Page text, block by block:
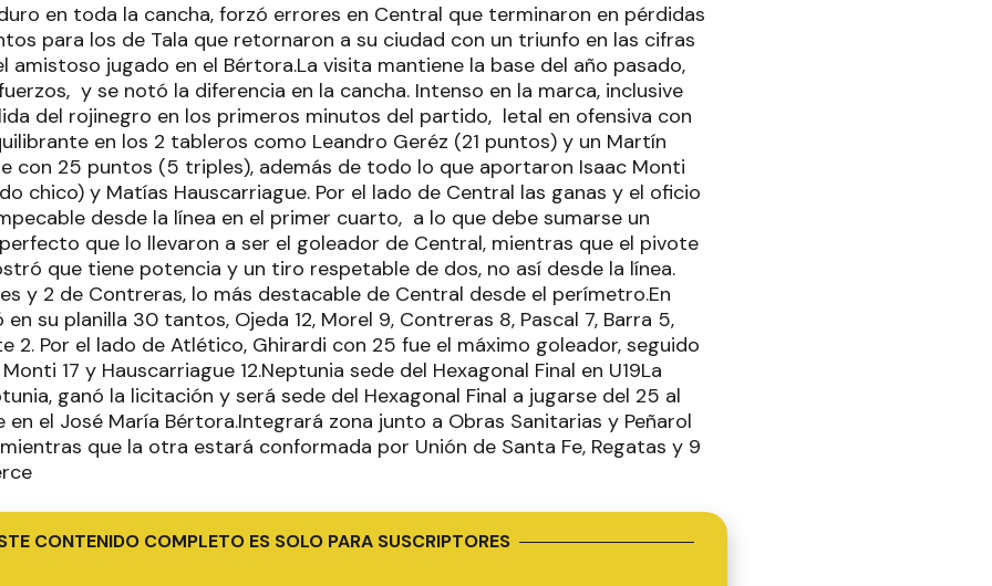
en toda la cancha, forzó errores en Central que terminaron en pérdidas
para los de Tala que retornaron a su ciudad con un triunfo en las cifras
amistoso jugado en el Bértora.La visita mantiene la base del año pasado,
y se notó la diferencia en la cancha. Intenso en la marca, inclusive
del rojinegro en los primeros minutos del partido, letal en ofensiva con
en los 2 tableros como Leandro Geréz (21 puntos) y un Martín
con 25 puntos (5 triples), además de todo lo que aportaron Isaac Monti
chico) y Matías Hauscarriague. Por el lado de Central las ganas y el oficio
desde la línea en el primer cuarto, a lo que debe sumarse un
que lo llevaron a ser el goleador de Central, mientras que el pivote
que tiene potencia y un tiro respetable de dos, no así desde la línea.
y 2 de Contreras, lo más destacable de Central desde el perímetro.En
en su planilla 30 tantos, Ojeda 12, Morel 9, Contreras 8, Pascal 7, Barra 5,
2. Por el lado de Atlético, Ghirardi con 25 fue el máximo goleador, seguido
17 y Hauscarriague 12.Neptunia sede del Hexagonal Final en U19La
ganó la licitación y será sede del Hexagonal Final a jugarse del 25 al
el José María Bértora.Integrará zona junto a Obras Sanitarias y Peñarol
que la otra estará conformada por Unión de Santa Fe, Regatas y 9
CONTENIDO COMPLETO ES SOLO PARA SUSCRIPTORES